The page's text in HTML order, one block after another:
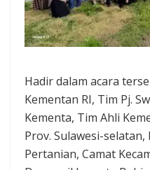
Hadir dalam acara
Kementan RI, Tim Pj.
Kementa, Tim Ahli
Prov. Sulawesi-
Pertanian, Camat